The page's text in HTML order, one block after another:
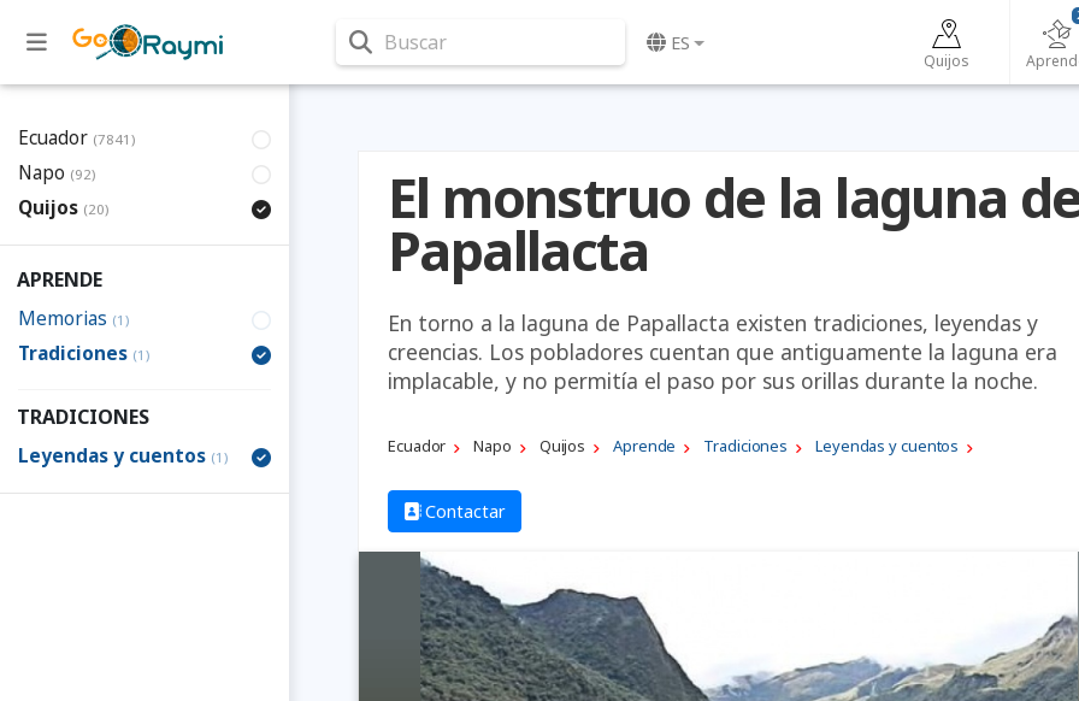
Buscar ES
Quijos
Ecuador (7841)
Napo (92)
Quijos (20)
APRENDE
Memorias (1)
Tradiciones (1)
TRADICIONES
Leyendas y cuentos (1)
El monstruo de la laguna
Papallacta
En torno a la laguna de Papallacta existen tradiciones, leyendas y
creencias. Los pobladores cuentan que antiguamente la laguna era
implacable, y no permitía el paso por sus orillas durante la noche.
Ecuador Napo Quijos Aprende Tradiciones Leyendas y cuentos
Contactar